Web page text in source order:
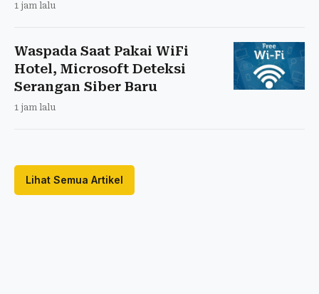
1 jam lalu
Waspada Saat Pakai WiFi
Hotel, Microsoft Deteksi
Serangan Siber Baru
1 jam lalu
Lihat Semua Artikel